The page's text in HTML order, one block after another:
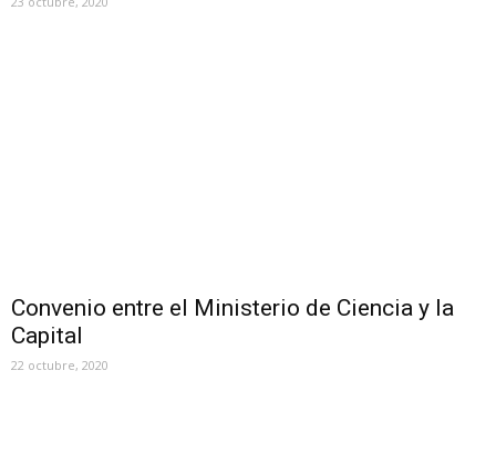
Convenio entre el Ministerio de Ciencia y la
Capital
22 octubre, 2020